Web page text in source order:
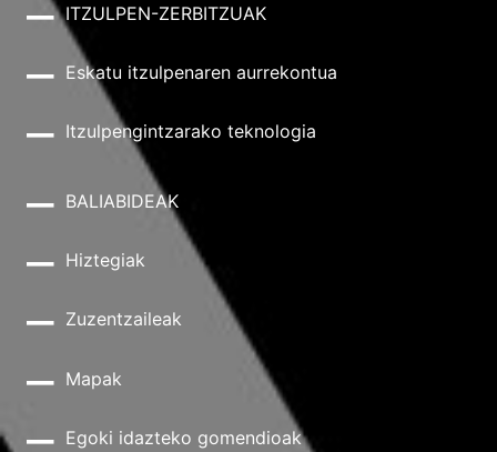
ITZULPEN-ZERBITZUAK
Eskatu itzulpenaren aurrekontua
Itzulpengintzarako teknologia
BALIABIDEAK
Hiztegiak
Zuzentzaileak
Mapak
Egoki idazteko gomendioak